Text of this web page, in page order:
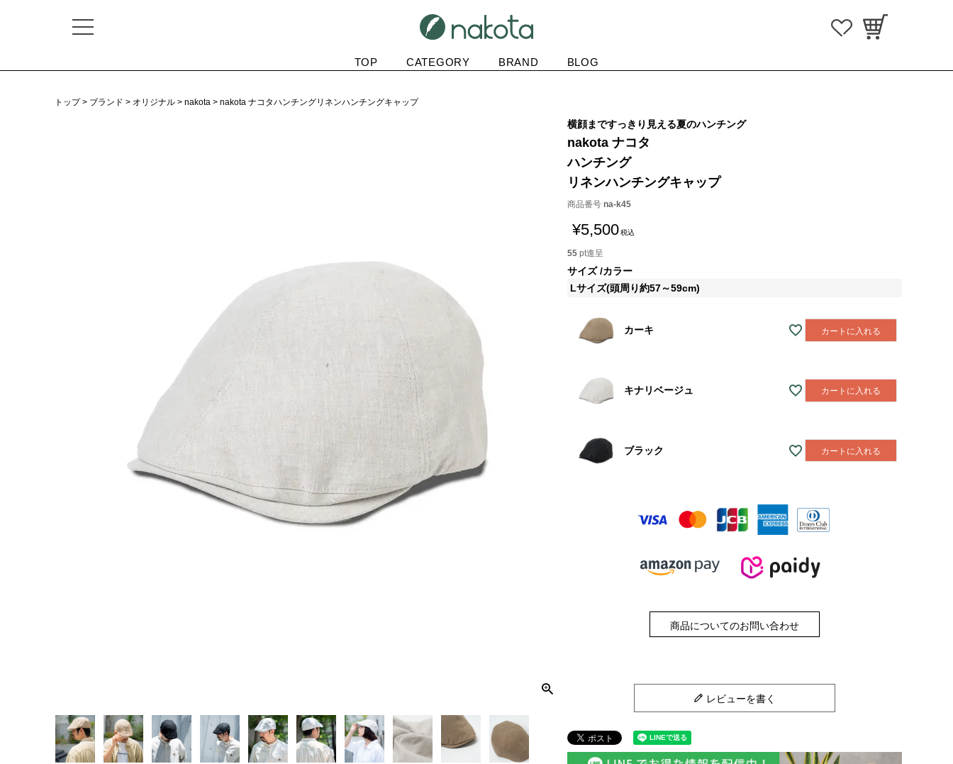
TOP CATEGORY BRAND BLOG
トップ ブランド オリジナル nakota nakota ナコタハンチングリネンハンチングキャップ
横顔まですっきり見える夏のハンチング
nakota ナコタ
ハンチング
リネンハンチングキャップ
商品番号 na-k45
¥5,500税込
55 pt進呈
サイズ カラー
Lサイズ(頭周り約57～59cm)
カーキ カートに入れる
キナリベージュ カートに入れる
ブラック カートに入れる
商品についてのお問い合わせ
レビューを書く